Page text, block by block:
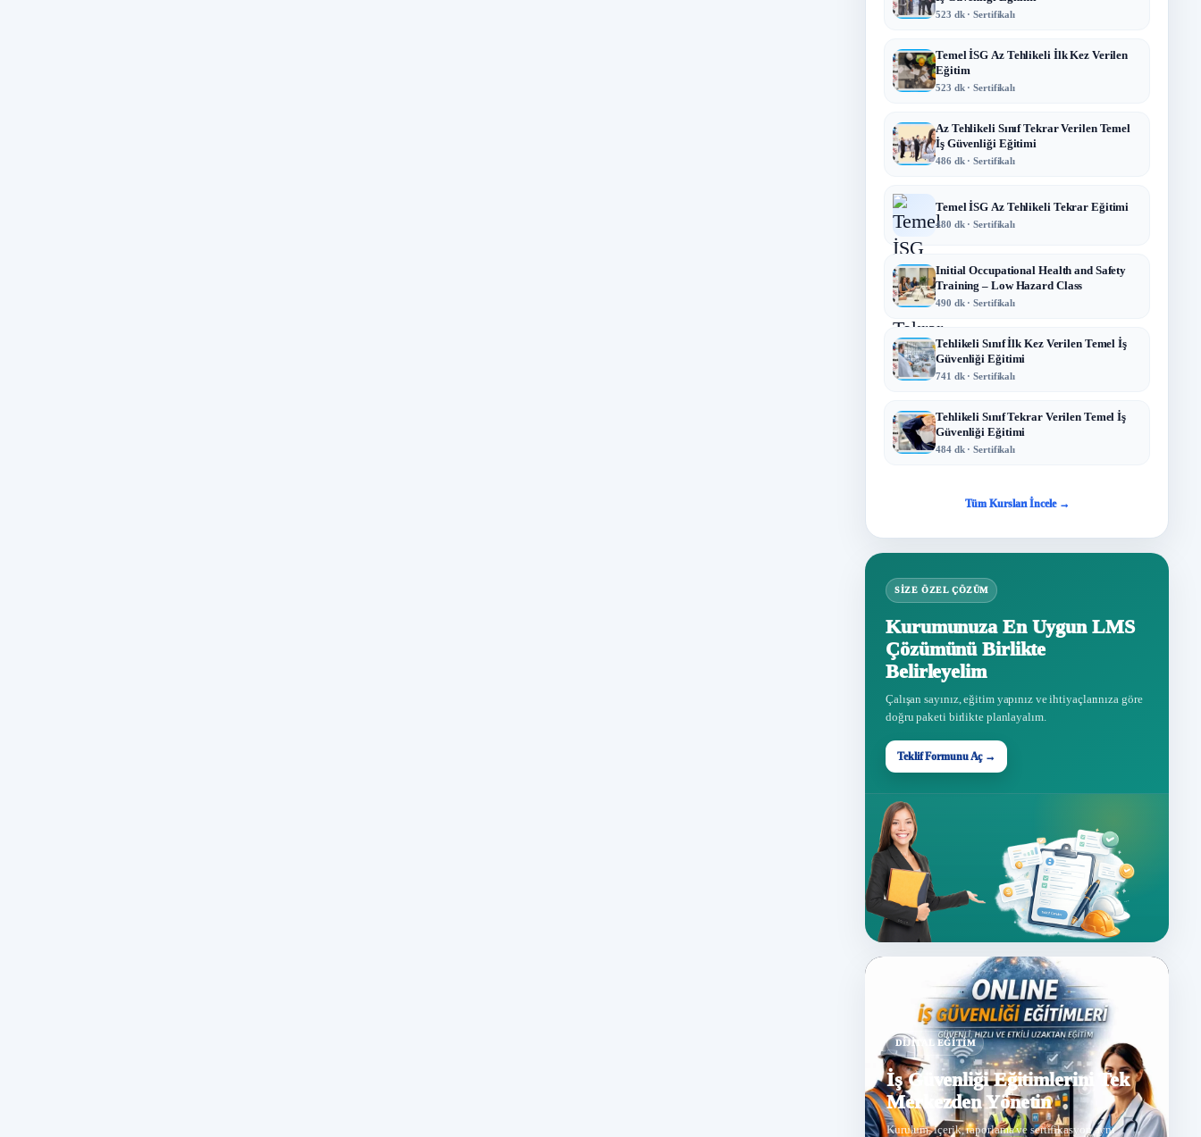
523 dk · Sertifikalı
Temel İSG Az Tehlikeli İlk Kez Verilen
Eğitim
523 dk · Sertifikalı
Az Tehlikeli Sınıf Tekrar Verilen Temel
İş Güvenliği Eğitimi
486 dk · Sertifikalı
Temel İSG Az Tehlikeli Tekrar Eğitimi
480 dk · Sertifikalı
Initial Occupational Health and Safety
Training – Low Hazard Class
490 dk · Sertifikalı
Tehlikeli Sınıf İlk Kez Verilen Temel İş
Güvenliği Eğitimi
741 dk · Sertifikalı
Tehlikeli Sınıf Tekrar Verilen Temel İş
Güvenliği Eğitimi
484 dk · Sertifikalı
Tüm Kursları İncele →
SIZE ÖZEL ÇÖZÜM
Kurumunuza En Uygun LMS
Çözümünü Birlikte
Belirleyelim
Çalışan sayınız, eğitim yapınız ve ihtiyaçlarınıza göre
doğru paketi birlikte planlayalım.
Teklif Formunu Aç →
DIJITAL EĞITIM
İş Güvenliği Eğitimlerini Tek
Merkezden Yönetin
Kurulum, içerik, raporlama ve sertifikasyon aynı